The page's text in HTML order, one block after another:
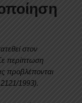
στον
περίπτωση
προβλέπονται
2121/1993).